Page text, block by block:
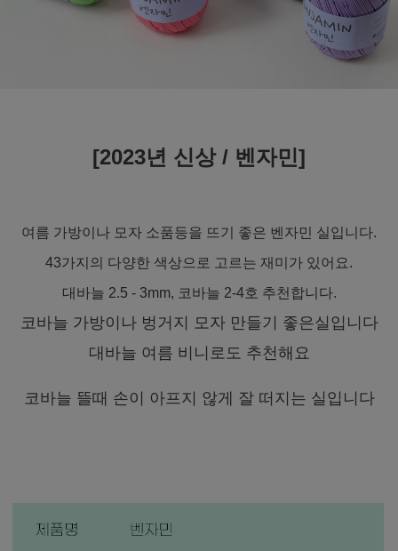
[2023년 신상 / 벤자민]
여름 가방이나 모자 소품등을 뜨기 좋은 벤자민 실입니다.
43가지의 다양한 색상으로 고르는 재미가 있어요.
대바늘 2.5 - 3mm, 코바늘 2-4호 추천합니다.
코바늘 가방이나 벙거지 모자 만들기 좋은실입니다
대바늘 여름 비니로도 추천해요
코바늘 뜰때 손이 아프지 않게 잘 떠지는 실입니다